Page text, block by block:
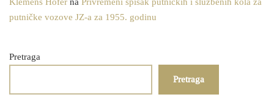
Klemens Hofer na Privremeni spisak putničkih i službenih kola za
putničke vozove JZ-a za 1955. godinu
Pretraga
Pretraga